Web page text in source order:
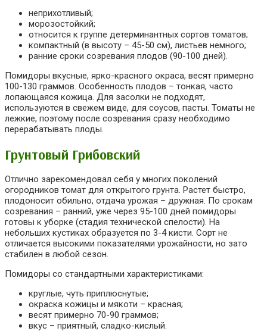
неприхотливый;
морозостойкий;
относится к группе детерминантных сортов томатов;
компактный (в высоту – 45-50 см), листьев немного;
ранние сроки созревания плодов (90-100 дней).
Помидоры вкусные, ярко-красного окраса, весят примерно
100-130 граммов. Особенность плодов – тонкая, часто
лопающаяся кожица. Для засолки не подходят,
используются в свежем виде, для соусов, пасты. Томаты не
лежкие, поэтому после созревания сразу необходимо
перерабатывать плоды.
Грунтовый Грибовский
Отлично зарекомендовал себя у многих поколений
огородников томат для открытого грунта. Растет быстро,
плодоносит обильно, отдача урожая – дружная. По срокам
созревания – ранний, уже через 95-100 дней помидоры
готовы к уборке (стадия технической спелости). На
небольших кустиках образуется по 3-4 кисти. Сорт не
отличается высокими показателями урожайности, но зато
стабилен в любой сезон.
Помидоры со стандартными характеристиками:
круглые, чуть приплюснутые;
окраска кожицы и мякоти – красная;
весят примерно 70-90 граммов;
вкус – приятный, сладко-кислый.